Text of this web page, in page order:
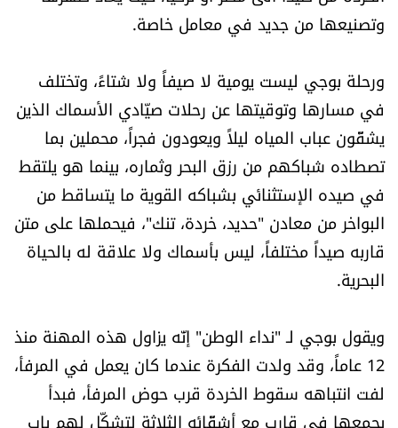
العالم
ثقافة وفنون
فصل من كتاب
اقرأ تضحك
كاميرا
صحّة وصحن
وتصنيعها من جديد في معامل خاصة.
ورحلة بوجي ليست يومية لا صيفاً ولا شتاءً، وتختلف
في مسارها وتوقيتها عن رحلات صيّادي الأسماك الذين
يشقّون عباب المياه ليلاً ويعودون فجراً، محملين بما
تصطاده شباكهم من رزق البحر وثماره، بينما هو يلتقط
في صيده الإستثنائي بشباكه القوية ما يتساقط من
البواخر من معادن "حديد، خردة، تنك"، فيحملها على متن
قاربه صيداً مختلفاً، ليس بأسماك ولا علاقة له بالحياة
البحرية.
ويقول بوجي لـ "نداء الوطن" إنّه يزاول هذه المهنة منذ
12 عاماً، وقد ولدت الفكرة عندما كان يعمل في المرفأ،
لفت انتباهه سقوط الخردة قرب حوض المرفأ، فبدأ